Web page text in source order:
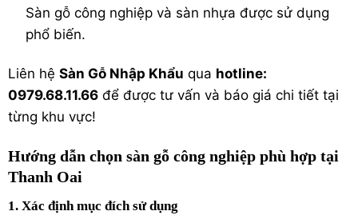
Sàn gỗ công nghiệp và sàn nhựa được sử dụng
phổ biến.
Liên hệ Sàn Gỗ Nhập Khẩu qua hotline:
0979.68.11.66 để được tư vấn và báo giá chi tiết tại
từng khu vực!
Hướng dẫn chọn sàn gỗ công nghiệp phù hợp tại
Thanh Oai
1. Xác định mục đích sử dụng